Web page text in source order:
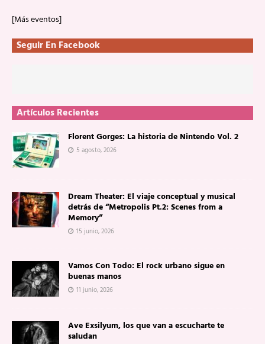
[Más eventos]
Seguir En Facebook
Artículos Recientes
Florent Gorges: La historia de Nintendo Vol. 2
5 agosto, 2026
Dream Theater: El viaje conceptual y musical
detrás de “Metropolis Pt.2: Scenes from a
Memory”
15 junio, 2026
Vamos Con Todo: El rock urbano sigue en
buenas manos
11 junio, 2026
Ave Exsilyum, los que van a escucharte te
saludan